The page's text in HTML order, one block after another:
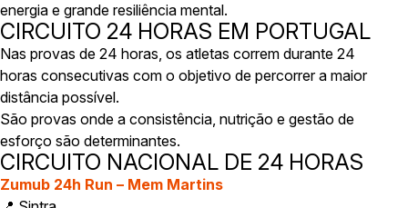
energia e grande resiliência mental.
CIRCUITO 24 HORAS EM PORTUGAL
Nas provas de 24 horas, os atletas correm durante 24
horas consecutivas com o objetivo de percorrer a maior
distância possível.
São provas onde a consistência, nutrição e gestão de
esforço são determinantes.
CIRCUITO NACIONAL DE 24 HORAS
Zumub 24h Run – Mem Martins